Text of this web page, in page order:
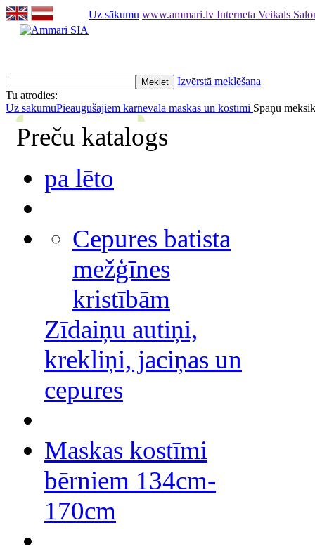
Uz sākumu www.ammari.lv Interneta Veikals
Izvērstā meklēšana
Tu atrodies:
Uz sākumuPieaugušajiem karnevāla maskas un kostīmi Spāņu
Preču katalogs
pa lēto
Cepures batista
mežģīnes
kristībām
Zīdaiņu autiņi,
krekliņi, jaciņas un
cepures
Maskas kostīmi
bērniem 134cm-
170cm